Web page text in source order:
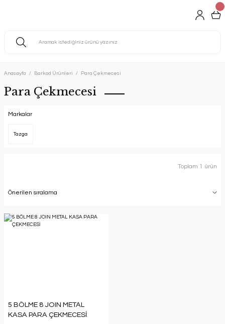
Anasayfa Barkod Ürünleri Para Çekmecesi
Para Çekmecesi
Markalar
Tazga
Toplam 1 ürün
5 BÖLME 8 JOIN METAL
KASA PARA ÇEKMECESİ